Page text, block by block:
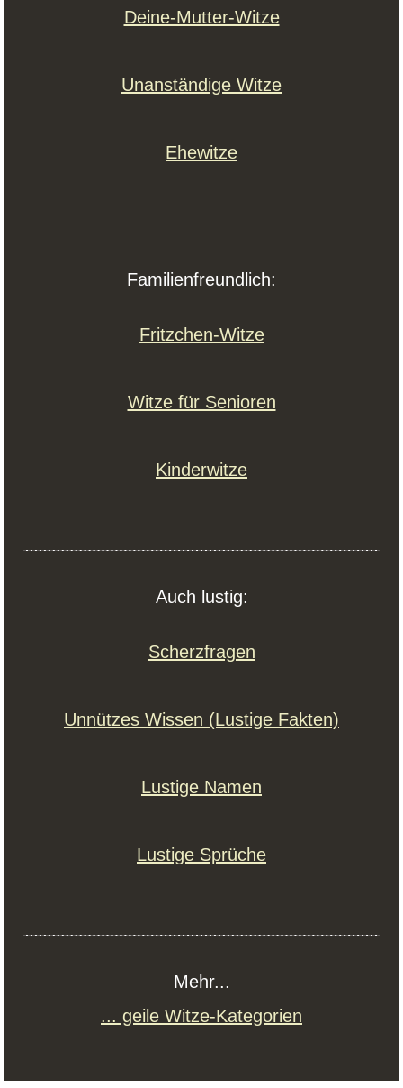
Deine-Mutter-Witze
Unanständige Witze
Ehewitze
Familienfreundlich:
Fritzchen-Witze
Witze für Senioren
Kinderwitze
Auch lustig:
Scherzfragen
Unnützes Wissen (Lustige Fakten)
Lustige Namen
Lustige Sprüche
Mehr...
... geile Witze-Kategorien